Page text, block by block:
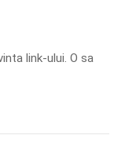
link-ului. O sa